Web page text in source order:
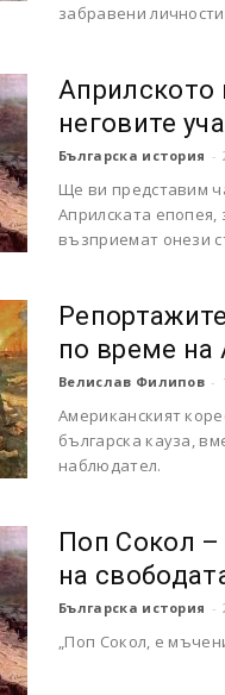
забравени
Априлското
неговите
Българска история -
Ще ви представим
Априлската епопея,
възприемат онези
по време на
Велислав Филипов -
Американският
българска кауза,
наблюдател.
Поп Сокол –
на
Българска история -
„Поп Сокол, е